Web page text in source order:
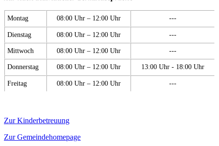
Montag 08:00 Uhr – 12:00 Uhr ---
Dienstag 08:00 Uhr – 12:00 Uhr ---
Mittwoch 08:00 Uhr – 12:00 Uhr ---
Donnerstag 08:00 Uhr – 12:00 Uhr 13:00 Uhr - 18:00 Uhr
Freitag 08:00 Uhr – 12:00 Uhr ---
Zur Kinderbetreuung
Zur Gemeindehomepage